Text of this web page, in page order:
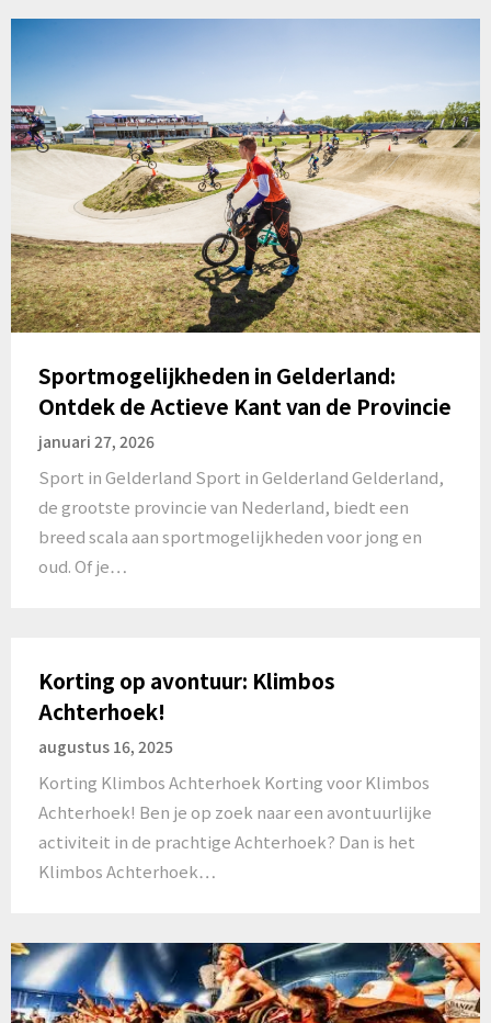
Sportmogelijkheden in Gelderland:
Ontdek de Actieve Kant van de Provincie
januari 27, 2026
Sport in Gelderland Sport in Gelderland Gelderland,
de grootste provincie van Nederland, biedt een
breed scala aan sportmogelijkheden voor jong en
oud. Of je…
Korting op avontuur: Klimbos
Achterhoek!
augustus 16, 2025
Korting Klimbos Achterhoek Korting voor Klimbos
Achterhoek! Ben je op zoek naar een avontuurlijke
activiteit in de prachtige Achterhoek? Dan is het
Klimbos Achterhoek…